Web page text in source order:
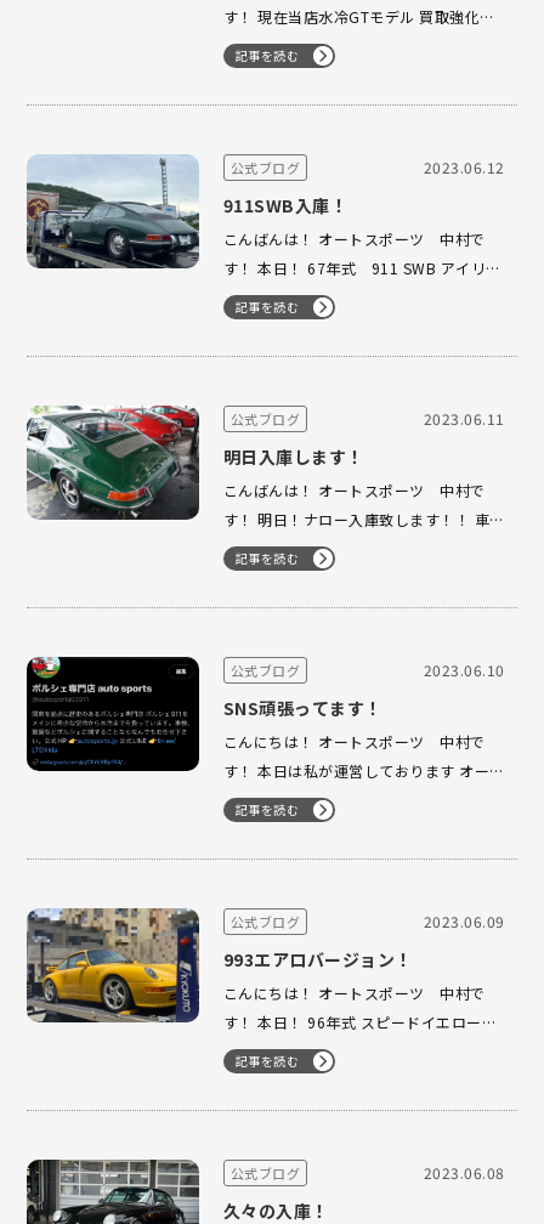
す！ 現在当店水冷GTモデル 買取強化中
でございます！！ 996〜991まで積極的
に高価買取中ですので 是非売却をご検討
中の方はオートスポーツまで ご相談下さ
記事を読む
公式ブログ 2023.06.12
911SWB入庫！
こんばんは！ オートスポーツ 中村で
す！ 本日！ 67年式 911 SWB アイリッ
シュグリーン 入庫致しました！ 詳細は
近日中にご紹介させて頂きますので お楽
しみに！！…
記事を読む
公式ブログ 2023.06.11
明日入庫します！
こんばんは！ オートスポーツ 中村で
す！ 明日！ナロー入庫致します！！ 車
両引き取り次第ブログにてご紹介させて
頂きますのでお楽しみに！ ※ 写真はイ
メージです…
記事を読む
公式ブログ 2023.06.10
SNS頑張ってます！
こんにちは！ オートスポーツ 中村で
す！ 本日は私が運営しております オー
トスポーツSNSをご紹介させて頂きま
す！ 先ずは、 ツイッターになります！
去年の5月から頑張って投稿しておりま
https://twitter.com/autosports039…
記事を読む
公式ブログ 2023.06.09
993エアロバージョン！
こんにちは！ オートスポーツ 中村で
す！ 本日！ 96年式 スピードイエロー
993カレラTip エアロバージョンが入庫
致しました！ 走行距離4.3万キロと低走
行車両となって おります！ 車両詳細に
記事を読む
公式ブログ 2023.06.08
久々の入庫！